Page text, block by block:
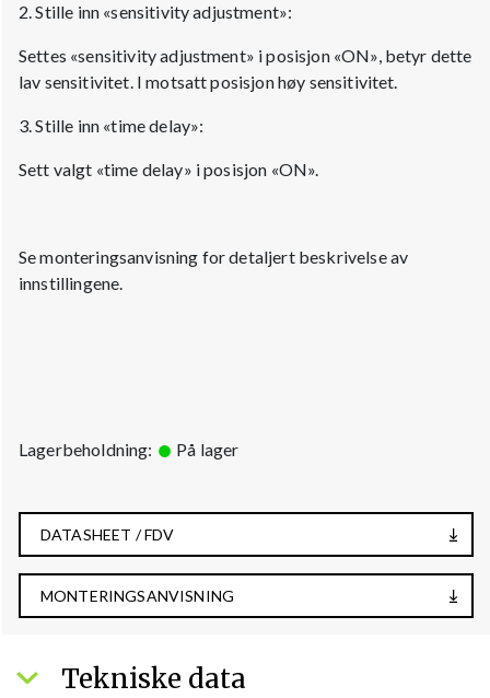
2. Stille inn «sensitivity adjustment»:
Settes «sensitivity adjustment» i posisjon «ON», betyr dette
lav sensitivitet. I motsatt posisjon høy sensitivitet.
3. Stille inn «time delay»:
Sett valgt «time delay» i posisjon «ON».
Se monteringsanvisning for detaljert beskrivelse av
innstillingene.
Lagerbeholdning: På lager
DATASHEET / FDV
MONTERINGSANVISNING
Tekniske data